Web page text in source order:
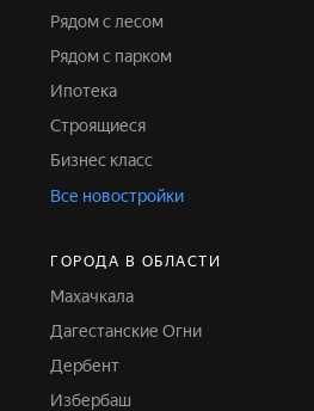
Рядом с лесом
Рядом с парком
Ипотека
Строящиеся
Бизнес класс
Все новостройки
ГОРОДА В ОБЛАСТИ
Махачкала
Дагестанские Огни
Дербент
Избербаш